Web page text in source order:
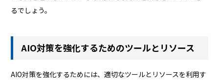
るでしょう。
AIO対策を強化するためのツールとリソース
AIO対策を強化するためには、適切なツールとリソースを利用す